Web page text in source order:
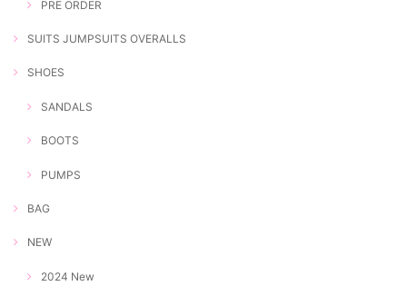
PRE ORDER
SUITS JUMPSUITS OVERALLS
SHOES
SANDALS
BOOTS
PUMPS
BAG
NEW
2024 New